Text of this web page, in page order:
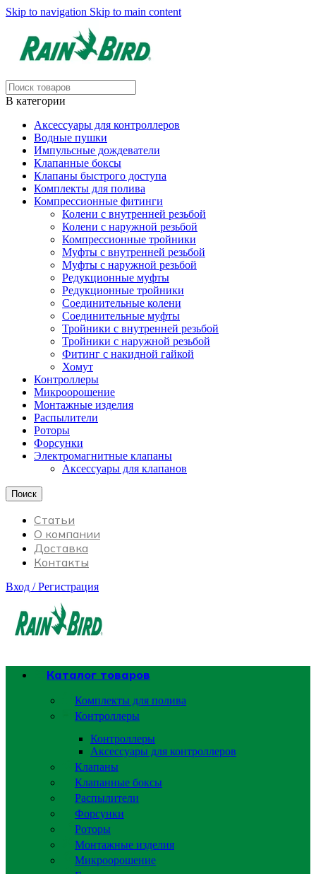
Skip to navigation Skip to main content
В категории
Аксессуары для контроллеров
Водные пушки
Импульсные дождеватели
Клапанные боксы
Клапаны быстрого доступа
Комплекты для полива
Компрессионные фитинги
Колени с внутренней резьбой
Колени с наружной резьбой
Компрессионные тройники
Муфты с внутренней резьбой
Муфты с наружной резьбой
Редукционные муфты
Редукционные тройники
Соединительные колени
Соединительные муфты
Тройники с внутренней резьбой
Тройники с наружной резьбой
Фитинг с накидной гайкой
Хомут
Контроллеры
Микроорошение
Монтажные изделия
Распылители
Роторы
Форсунки
Электромагнитные клапаны
Аксессуары для клапанов
Поиск
Статьи
О компании
Доставка
Контакты
Вход / Регистрация
Каталог товаров
Комплекты для полива
Контроллеры
Контроллеры
Аксессуары для контроллеров
Клапаны
Клапанные боксы
Распылители
Форсунки
Роторы
Монтажные изделия
Микроорошение